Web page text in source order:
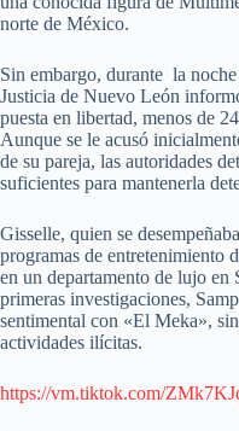
norte de México.
Sin embargo, durante la
Justicia de Nuevo León
puesta en libertad, menos de
Aunque se le acusó
de su pareja, las autoridades
suficientes para mantenerla
Gisselle, quien se
programas de entretenimiento
en un departamento de lujo en
primeras investigaciones,
sentimental con «El Meka»,
actividades ilícitas.
https://vm.tiktok.com/